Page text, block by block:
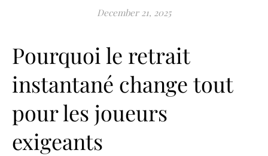
December 21, 2025
Pourquoi le retrait
instantané change tout
pour les joueurs
exigeants